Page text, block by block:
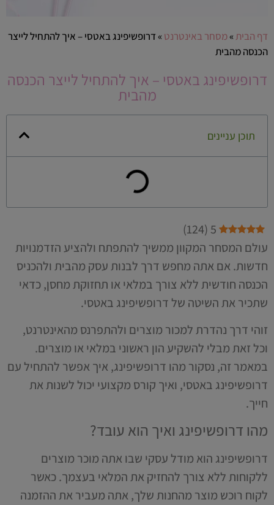
דף הבית»מסחר באינטרנט»דרופשיפינג באטסי – איך להתחיל לייצר
הכנסה מהבית
דרופשיפינג באטסי – איך להתחיל לייצר הכנסה
מהבית
תוכן עניינים
5
(
124
)
עולם המסחר המקוון ממשיך להתפתח ולהציע הזדמנויות
חדשות. אם אתה מחפש דרך לבנות עסק מהבית ולהכניס
הכנסה חודשית ללא צורך במלאי או תחזוקת מחסן, כדאי
שתכיר את השיטה של דרופשיפינג באטסי.
זוהי דרך נהדרת למכור מוצרים ולהתפרנס מהאינטרנט,
וכל זאת מבלי להשקיע הון ראשוני במלאי או מוצרים.
במאמר זה, נסקור מהו דרופשיפינג, איך אפשר להתחיל עם
דרופשיפינג באטסי, ואיך קורס מקצועי יכול לשנות את
חייך.
מהו דרופשיפינג ואיך הוא עובד?
דרופשיפינג הוא מודל עסקי שבו אתה מוכר מוצרים
ללקוחות ללא צורך להחזיק את המלאי בעצמך. כאשר
לקוח רוכש מוצר מהחנות שלך, אתה מעביר את ההזמנה